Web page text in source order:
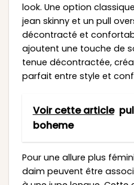
look. Une option
jean skinny et un pull
décontracté et
ajoutent une touche de
tenue décontractée,
parfait entre style et
Voir cette article
boheme
Pour une allure plus
daim peuvent être